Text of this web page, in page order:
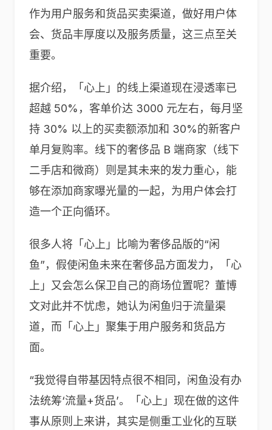
作为用户服务和货品买卖渠道，做好用户体
会、货品丰厚度以及服务质量，这三点至关
重要。
据介绍，「心上」的线上渠道现在浸透率已
超越 50%，客单价达 3000 元左右，每月坚
持 30% 以上的买卖额添加和 30%的新客户
单月复购率。线下的奢侈品 B 端商家（线下
二手店和微商）则是其未来的发力重心，能
够在添加商家曝光量的一起，为用户体会打
造一个正向循环。
很多人将「心上」比喻为奢侈品版的“闲
鱼”，假使闲鱼未来在奢侈品方面发力，「心
上」又会怎么保卫自己的商场位置呢？董博
文对此并不忧虑，她认为闲鱼归于流量渠
道，而「心上」聚集于用户服务和货品方
面。
“我觉得自带基因特点很不相同，闲鱼没有办
法统筹‘流量+货品’。「心上」现在做的这件
事从原则上来讲，其实是侧重工业化的互联